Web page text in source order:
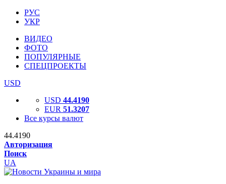
РУС
УКР
ВИДЕО
ФОТО
ПОПУЛЯРНЫЕ
СПЕЦПРОЕКТЫ
USD
USD 44.4190
EUR 51.3207
Все курсы валют
44.4190
Авторизация
Поиск
UA